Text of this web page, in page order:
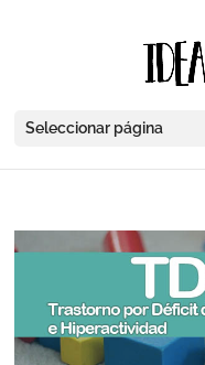
Seleccionar página